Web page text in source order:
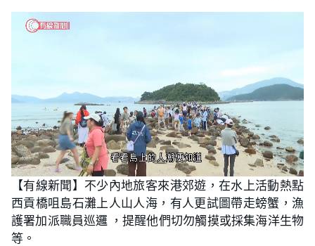
U
n
m
t
e
L
o
a
d
e
d
:
2
【有線新聞】不少內地旅客來港郊遊，在水上活動熱點
西貢橋咀島石灘上人山人海，有人更試圖帶走螃蟹，漁
護署加派職員巡邏 ，提醒他們切勿觸摸或採集海洋生物
等。